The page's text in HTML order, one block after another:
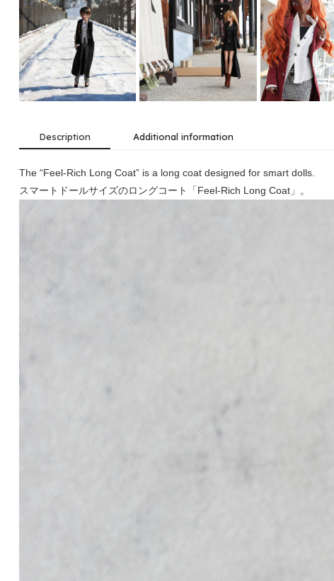
Description Additional information
The “Feel-Rich Long Coat” is a long coat designed for smart dolls.
スマートドールサイズのロングコート「Feel-Rich Long Coat」。